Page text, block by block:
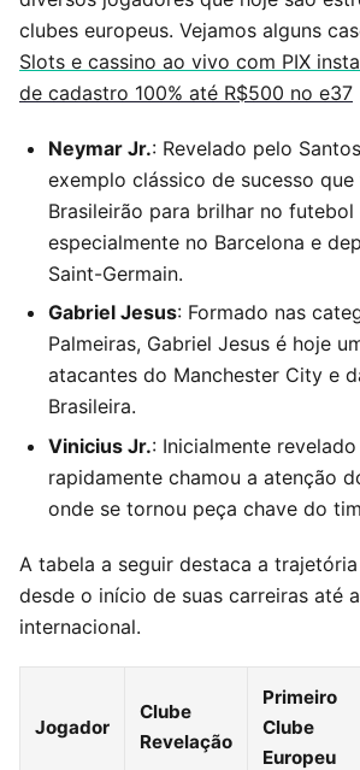
clubes europeus. Vejamos alguns
Slots e cassino ao vivo com PIX
de cadastro 100% até R$500 no e37
Neymar Jr.: Revelado pelo
exemplo clássico de sucesso
Brasileirão para brilhar no futebol
especialmente no Barcelona e
Saint-Germain.
Gabriel Jesus: Formado nas
Palmeiras, Gabriel Jesus é hoje
atacantes do Manchester City e
Brasileira.
Vinicius Jr.: Inicialmente
rapidamente chamou a atenção
onde se tornou peça chave do
A tabela a seguir destaca a
desde o início de suas carreiras até
internacional.
Jogador
Clube
Revelação
Primeiro
Clube
Europeu